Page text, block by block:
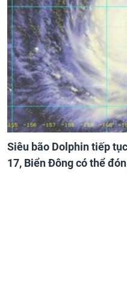
Siêu bão Dolphin tiếp
17, Biển Đông có thể